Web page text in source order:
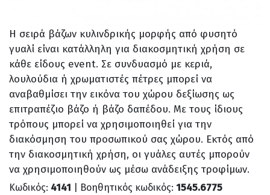
Η σειρά βάζων κυλινδρικής μορφής από φυσητό
γυαλί είναι κατάλληλη για διακοσμητική χρήση σε
κάθε είδους event. Σε συνδυασμό με κεριά,
λουλούδια ή χρωματιστές πέτρες μπορεί να
αναβαθμίσει την εικόνα του χώρου δεξίωσης ως
επιτραπέζιο βάζο ή βάζο δαπέδου. Με τους ίδιους
τρόπους μπορεί να χρησιμοποιηθεί για την
διακόσμηση του προσωπικού σας χώρου. Εκτός από
την διακοσμητική χρήση, οι γυάλες αυτές μπορούν
να χρησιμοποιηθούν ως μέσω ανάδειξης τροφίμων.
Κωδικός: 4141 | Βοηθητικός κωδικός: 1545.6775